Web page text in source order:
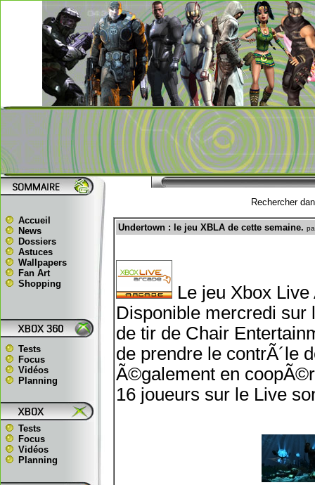
Accueil
News
Dossiers
Astuces
Wallpapers
Fan Art
Shopping
Tests
Focus
Vidéos
Planning
Tests
Focus
Vidéos
Planning
Rechercher
Undertown : le jeu XBLA de cette semaine.
Le jeu Xbox
Disponible mercredi sur
de tir de Chair
de prendre le contrÃ´le
Ã©galement en
16 joueurs sur le Live